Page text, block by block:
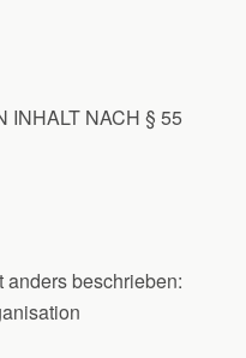
INHALT NACH § 55
beschrieben: